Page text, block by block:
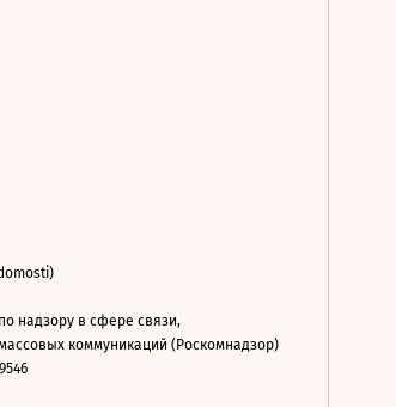
надзору в сфере связи,
коммуникаций (Роскомнадзор)